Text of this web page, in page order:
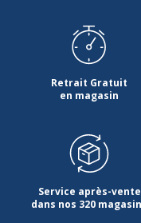
Retrait Gratuit
en magasin
Service après-vente
dans nos 320